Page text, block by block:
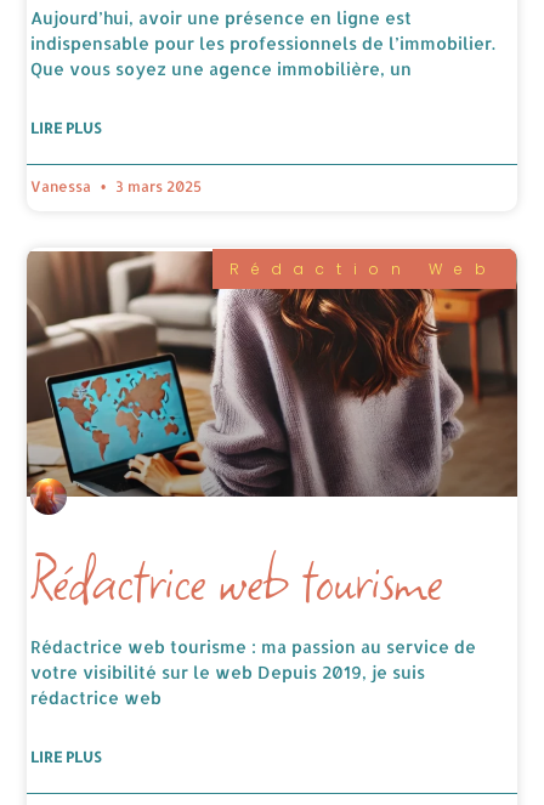
Aujourd’hui, avoir une présence en ligne est
indispensable pour les professionnels de l’immobilier.
Que vous soyez une agence immobilière, un
LIRE PLUS
Vanessa 3 mars 2025
Rédaction Web
Rédactrice web tourisme
Rédactrice web tourisme : ma passion au service de
votre visibilité sur le web Depuis 2019, je suis
rédactrice web
LIRE PLUS